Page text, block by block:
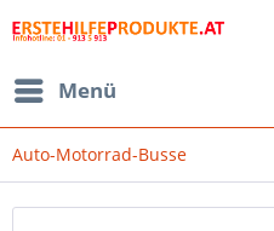
Menü
Auto-Motorrad-Busse